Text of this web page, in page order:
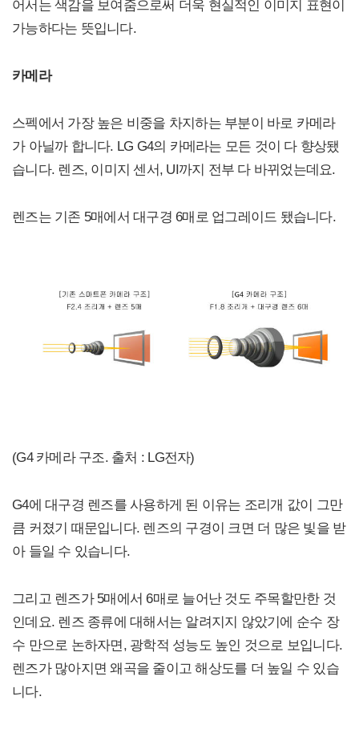
어서는 색감을 보여줌으로써 더욱 현실적인 이미지 표현이
가능하다는 뜻입니다.
카메라
스펙에서 가장 높은 비중을 차지하는 부분이 바로 카메라
가 아닐까 합니다. LG G4의 카메라는 모든 것이 다 향상됐
습니다. 렌즈, 이미지 센서, UI까지 전부 다 바뀌었는데요.
렌즈는 기존 5매에서 대구경 6매로 업그레이드 됐습니다.
(G4 카메라 구조. 출처 : LG전자)
G4에 대구경 렌즈를 사용하게 된 이유는 조리개 값이 그만
큼 커졌기 때문입니다. 렌즈의 구경이 크면 더 많은 빛을 받
아 들일 수 있습니다.
그리고 렌즈가 5매에서 6매로 늘어난 것도 주목할만한 것
인데요. 렌즈 종류에 대해서는 알려지지 않았기에 순수 장
수 만으로 논하자면, 광학적 성능도 높인 것으로 보입니다.
렌즈가 많아지면 왜곡을 줄이고 해상도를 더 높일 수 있습
니다.